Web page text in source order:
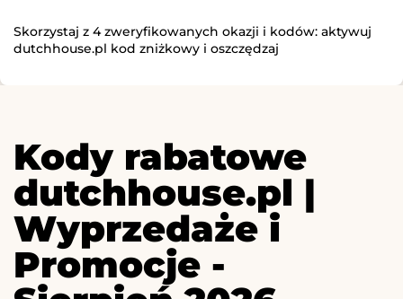
Skorzystaj z 4 zweryfikowanych okazji i kodów: aktywuj
dutchhouse.pl kod zniżkowy i oszczędzaj
Kody rabatowe
dutchhouse.pl |
Wyprzedaże i
Promocje -